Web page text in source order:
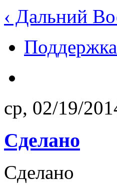
‹ Дальний
ср, 02/19/
Сделано
Сделано